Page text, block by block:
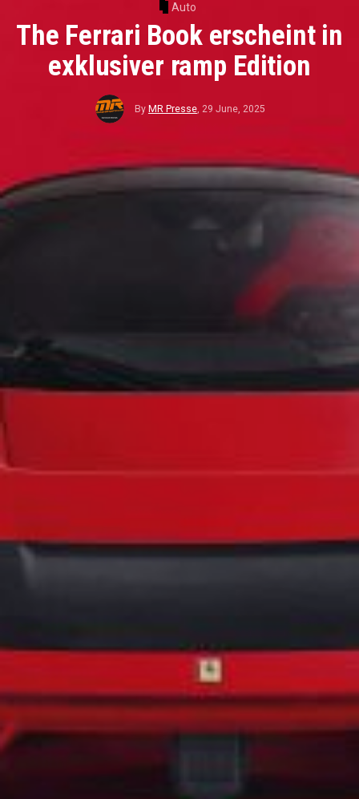
Auto
The Ferrari Book erscheint in
exklusiver ramp Edition
By MR Presse, 29 June, 2025